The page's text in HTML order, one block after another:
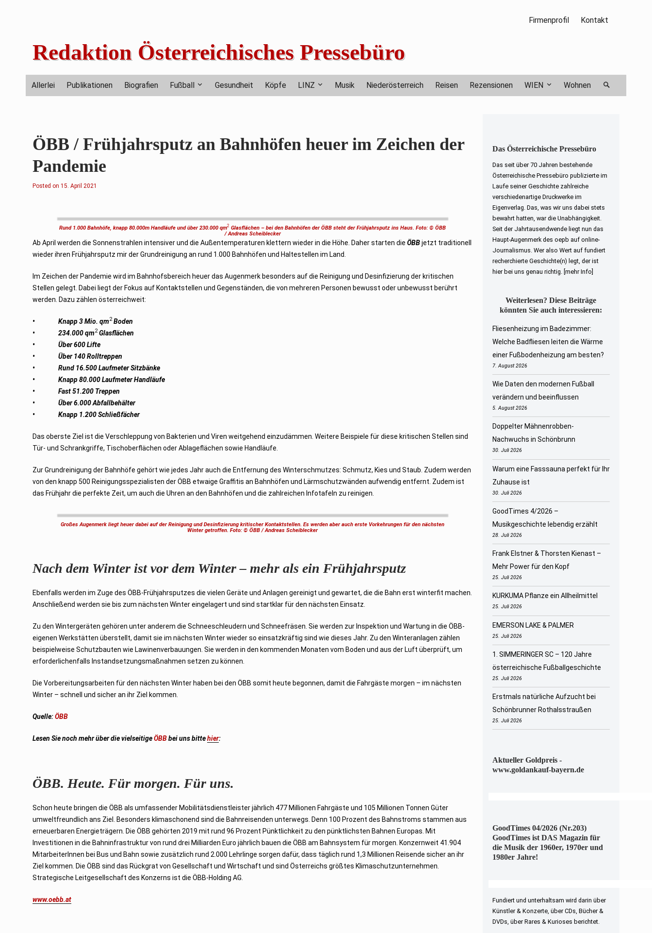
Firmenprofil Kontakt
Redaktion Österreichisches Pressebüro
Allerlei Publikationen Biografien Fußball Gesundheit Köpfe LINZ Musik Niederösterreich Reisen Rezensionen WIEN Wohnen
ÖBB / Frühjahrsputz an Bahnhöfen heuer im Zeichen der
Pandemie
Posted on2
r
a
2
2
15. April 2021
Rund 1.000 Bahnhöfe, knapp 80.000m Handläufe und über 230.000 qm2 Glasflächen – bei den Bahnhöfen der ÖBB steht der Frühjahrsputz ins Haus. Foto: © ÖBB
/ Andreas Scheiblecker
Ab April werden die Sonnenstrahlen intensiver und die Außentemperaturen klettern wieder in die Höhe. Daher starten dieÖBBjetzt traditionell
wieder ihren Frühjahrsputz mir der Grundreinigung an rund 1.000 Bahnhöfen und Haltestellen im Land.
Im Zeichen der Pandemie wird im Bahnhofsbereich heuer das Augenmerk besonders auf die Reinigung und Desinfizierung der kritischen
Stellen gelegt. Dabei liegt der Fokus auf Kontaktstellen und Gegenständen, die von mehreren Personen bewusst oder unbewusst berührt
werden. Dazu zählen österreichweit:
• Knapp 3 Mio. qm2Boden
• 234.000 qm2Glasflächen
• Über 600 Lifte
• Über 140 Rolltreppen
• Rund 16.500 Laufmeter Sitzbänke
• Knapp 80.000 Laufmeter Handläufe
• Fast 51.200 Treppen
• Über 6.000 Abfallbehälter
• Knapp 1.200 Schließfächer
Das oberste Ziel ist die Verschleppung von Bakterien und Viren weitgehend einzudämmen. Weitere Beispiele für diese kritischen Stellen sind
Tür- und Schrankgriffe, Tischoberflächen oder Ablageflächen sowie Handläufe.
Zur Grundreinigung der Bahnhöfe gehört wie jedes Jahr auch die Entfernung des Winterschmutzes: Schmutz, Kies und Staub. Zudem werden
von den knapp 500 Reinigungsspezialisten der ÖBB etwaige Graffitis an Bahnhöfen und Lärmschutzwänden aufwendig entfernt. Zudem ist
das Frühjahr die perfekte Zeit, um auch die Uhren an den Bahnhöfen und die zahlreichen Infotafeln zu reinigen.
Großes Augenmerk liegt heuer dabei auf der Reinigung und Desinfizierung kritischer Kontaktstellen. Es werden aber auch erste Vorkehrungen für den nächsten
Winter getroffen. Foto: © ÖBB / Andreas Scheiblecker
Nach dem Winter ist vor dem Winter – mehr als ein Frühjahrsputz
Ebenfalls werden im Zuge des ÖBB-Frühjahrsputzes die vielen Geräte und Anlagen gereinigt und gewartet, die die Bahn erst winterfit machen.
Anschließend werden sie bis zum nächsten Winter eingelagert und sind startklar für den nächsten Einsatz.
Zu den Wintergeräten gehören unter anderem die Schneeschleudern und Schneefräsen. Sie werden zur Inspektion und Wartung in die ÖBB-
eigenen Werkstätten überstellt, damit sie im nächsten Winter wieder so einsatzkräftig sind wie dieses Jahr. Zu den Winteranlagen zählen
beispielweise Schutzbauten wie Lawinenverbauungen. Sie werden in den kommenden Monaten vom Boden und aus der Luft überprüft, um
erforderlichenfalls Instandsetzungsmaßnahmen setzen zu können.
Die Vorbereitungsarbeiten für den nächsten Winter haben bei den ÖBB somit heute begonnen, damit die Fahrgäste morgen – im nächsten
Winter – schnell und sicher an ihr Ziel kommen.
Quelle:ÖBB
Lesen Sie noch mehr über die vielseitigeÖBBbei uns bittehier:
ÖBB. Heute. Für morgen. Für uns.
Schon heute bringen die ÖBB als umfassender Mobilitätsdienstleister jährlich 477 Millionen Fahrgäste und 105 Millionen Tonnen Güter
umweltfreundlich ans Ziel. Besonders klimaschonend sind die Bahnreisenden unterwegs. Denn 100 Prozent des Bahnstroms stammen aus
erneuerbaren Energieträgern. Die ÖBB gehörten 2019 mit rund 96 Prozent Pünktlichkeit zu den pünktlichsten Bahnen Europas. Mit
Investitionen in die Bahninfrastruktur von rund drei Milliarden Euro jährlich bauen die ÖBB am Bahnsystem für morgen. Konzernweit 41.904
MitarbeiterInnen bei Bus und Bahn sowie zusätzlich rund 2.000 Lehrlinge sorgen dafür, dass täglich rund 1,3 Millionen Reisende sicher an ihr
Ziel kommen. Die ÖBB sind das Rückgrat von Gesellschaft und Wirtschaft und sind Österreichs größtes Klimaschutzunternehmen.
Strategische Leitgesellschaft des Konzerns ist die ÖBB-Holding AG.
www.oebb.at
Das Österreichische Pressebüro
Das seit über 70 Jahren bestehende
Österreichische Pressebüro publizierte im
Laufe seiner Geschichte zahlreiche
verschiedenartige Druckwerke im
Eigenverlag. Das, was wir uns dabei stets
bewahrt hatten, war die Unabhängigkeit.
Seit der Jahrtausendwende liegt nun das
Haupt-Augenmerk des oepb auf online-
Journalismus. Wer also Wert auf fundiert
recherchierte Geschichte(n) legt, der ist
hier bei uns genau richtig. [mehr Info]
Weiterlesen? Diese Beiträge
könnten Sie auch interessieren:
Fliesenheizung im Badezimmer:
Welche Badfliesen leiten die Wärme
einer Fußbodenheizung am besten?
7. August 2026
Wie Daten den modernen Fußball
verändern und beeinflussen
5. August 2026
Doppelter Mähnenrobben-
Nachwuchs in Schönbrunn
30. Juli 2026
Warum eine Fasssauna perfekt für Ihr
Zuhause ist
30. Juli 2026
GoodTimes 4/2026 –
Musikgeschichte lebendig erzählt
28. Juli 2026
Frank Elstner & Thorsten Kienast –
Mehr Power für den Kopf
25. Juli 2026
KURKUMA Pflanze ein Allheilmittel
25. Juli 2026
EMERSON LAKE & PALMER
25. Juli 2026
1. SIMMERINGER SC – 120 Jahre
österreichische Fußballgeschichte
25. Juli 2026
Erstmals natürliche Aufzucht bei
Schönbrunner Rothalsstraußen
25. Juli 2026
Aktueller Goldpreis -
www.goldankauf-bayern.de
GoodTimes 04/2026 (Nr.203)
GoodTimes ist DAS Magazin für
die Musik der 1960er, 1970er und
1980er Jahre!
Fundiert und unterhaltsam wird darin über
Künstler & Konzerte, über CDs, Bücher &
DVDs, über Rares & Kurioses berichtet.